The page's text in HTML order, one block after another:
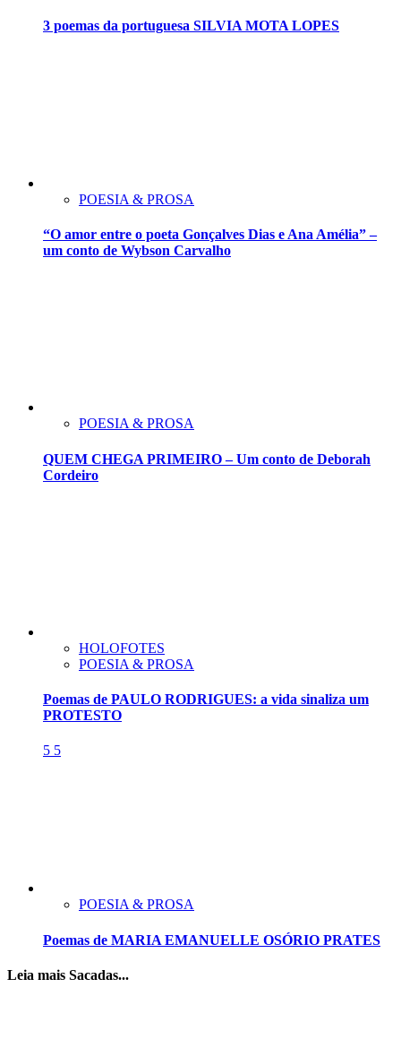
3 poemas da portuguesa SILVIA MOTA LOPES
POESIA & PROSA
“O amor entre o poeta Gonçalves Dias e Ana Amélia” –
um conto de Wybson Carvalho
POESIA & PROSA
QUEM CHEGA PRIMEIRO – Um conto de Deborah
Cordeiro
HOLOFOTES
POESIA & PROSA
Poemas de PAULO RODRIGUES: a vida sinaliza um
PROTESTO
5 5
POESIA & PROSA
Poemas de MARIA EMANUELLE OSÓRIO PRATES
Leia mais Sacadas...